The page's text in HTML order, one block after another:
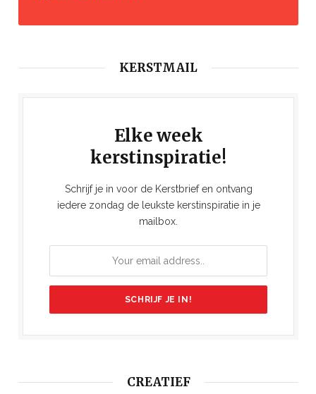
KERSTMAIL
Elke week
kerstinspiratie!
Schrijf je in voor de Kerstbrief en ontvang
iedere zondag de leukste kerstinspiratie in je
mailbox.
CREATIEF